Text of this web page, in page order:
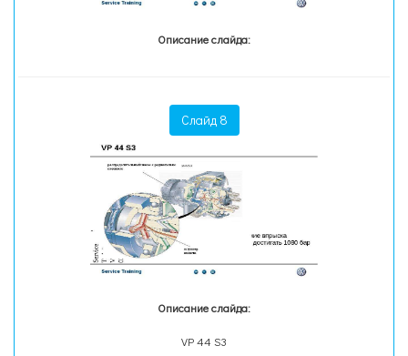
Описание слайда:
Слайд 8
Описание слайда:
VP 44 S3